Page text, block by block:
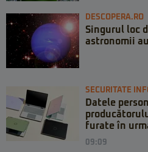
DESCOPERA.RO
Singurul loc
astronomii
SECURITATE
Datele
furate în
09:09